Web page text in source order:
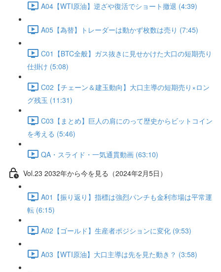
A04【WTI原油】逆ざや復活でショート撤退 (4:39)
A05【為替】トレーダーは動かず枚数は売り (7:45)
C01【BTC全般】ガス抜きに見せかけた大口の短期売り
仕掛け (5:08)
C02【チェーン＆建玉動向】大口主導の短期売り×ロン
グ残玉 (11:31)
C03【まとめ】巨人の肩にのって歴史からビットコイン
を考える (5:46)
QA・スライド・一気通貫動画 (63:10)
Vol.23 2032年から今を見る（2024年2月5日）
A01【振り返り】指標は強烈パンチも金利市場は平常運
転 (6:15)
A02【ゴールド】生産者ポジションに変化 (9:53)
A03【WTI原油】大口主導は先を見た動き？ (3:58)